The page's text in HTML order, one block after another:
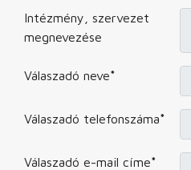
Intézmény, szervezet
megnevezése
Válaszadó neve*
Válaszadó telefonszáma*
Válaszadó e-mail címe*